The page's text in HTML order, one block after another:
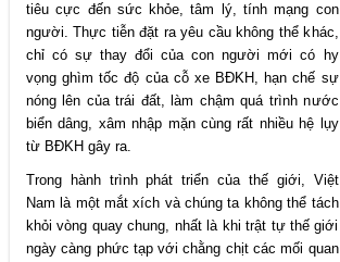
tiêu cực đến sức khỏe, tâm lý, tính mạng con
người. Thực tiễn đặt ra yêu cầu không thể khác,
chỉ có sự thay đổi của con người mới có hy
vọng ghìm tốc độ của cỗ xe BĐKH, hạn chế sự
nóng lên của trái đất, làm chậm quá trình nước
biển dâng, xâm nhập mặn cùng rất nhiều hệ lụy
từ BĐKH gây ra.
Trong hành trình phát triển của thế giới, Việt
Nam là một mắt xích và chúng ta không thể tách
khỏi vòng quay chung, nhất là khi trật tự thế giới
ngày càng phức tạp với chằng chịt các mối quan